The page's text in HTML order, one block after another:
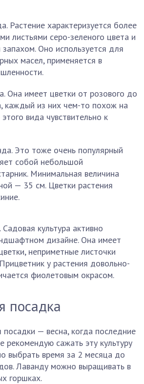
Растение характеризуется более
листьями серо-зеленого цвета и
Оно используется для
масел, применяется в
Она имеет цветки от розового до
каждый из них чем-то похож на
вида чувствительно к
Это тоже очень популярный
собой небольшой
Минимальная величина
— 35 см. Цветки растения
культура активно
дизайне. Она имеет
неприметные листочки
у растения довольно-
фиолетовым окрасом.
посадка
— весна, когда последние
сажать эту культуру
выбрать время за 2 месяца до
Лаванду можно выращивать в
горшках.